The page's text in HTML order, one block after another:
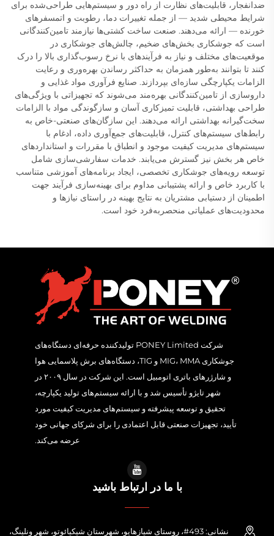
ضدانفجار، قابلیت‌های نظارت از راه دور و سیستم‌هایی طراحی‌شده برای
شرایط محیطی شدید — از جمله تغییرات دما، رطوبت و اتمسفرهای
خورنده — ارائه می‌دهند. صنعت ساخت کشتی‌ها نیازمند تامین‌کنندگانی
است که جوشکاری بخش‌های ضخیم، چالش‌های جوشکاری در
موقعیت‌های مختلف و نیاز به فرآیندهای با نرخ رسوب‌گذاری بالا را درک
کنند تا بتوانند به‌طور همزمان به حداکثر رساندن بهره‌وری و رعایت
الزامات یکپارچگی سازه‌ای بپردازند. صنایع فرآوری مواد غذایی و
داروسازی از تامین‌کنندگانی بهره‌مند می‌شوند که تجهیزاتی با ویژگی‌های
طراحی بهداشتی، قابلیت تمیزکاری آسان و سازگوندگی مواد با الزامات
سخت‌گیرانه بهداشتی ارائه می‌دهند. این سازگان‌های صنعتی-خاص به
رابط‌های سیستم‌های کنترل، قابلیت‌های جمع‌آوری داده، ادغام با
سیستم‌های مدیریت کیفیت موجود و انطباق با مقررات و استانداردهای
خاص هر بخش نیز گسترش می‌یابند. خدمات سفارشی‌سازی شامل
توسعه رویه‌های جوشکاری تخصصی، ایجاد برنامه‌های آموزشی متناسب
با کاربرد خاص و ارائه پشتیبانی مداوم برای بهینه‌سازی فرآیند جهت
اطمینان از دستیابی مشتریان به نتایج بهینه در راستای نیازها و
محدودیت‌های عملیاتی منحصربه‌فرد خود است.
شرکت PONEY Limited تولیدکننده حرفه‌ای دستگاه‌های
جوشکاری MIG، MMA و TIG، دستگاه‌های برش پلاسمایی هوا
و شارژرهای باتری اتومبیل است. این شرکت در سال ۲۰۰۹ در
شهر تایژو تأسیس شد و با ارائه سیستم‌های تولید یکپارچه،
تحقیق و توسعه پیشرفته و سیستم‌های مدیریت کیفیت مورد
تأیید، تجهیزات صنعتی قابل اعتمادی را برای شرکای جهانی خود
عرضه می‌کند.
با ما در ارتباط باشید
نشانی: 493#، روستای شیازهایو، شهرستان شیکیائوتو، شهر ونلینگ،